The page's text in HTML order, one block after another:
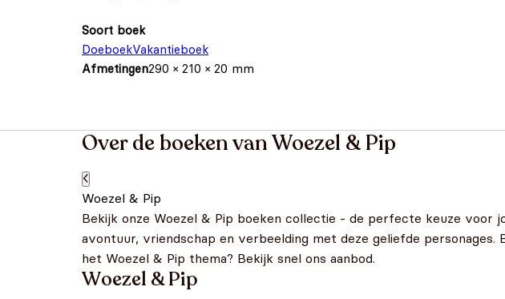
Soort boek
DoeboekVakantieboek
Afmetingen290 × 210 × 20 mm
Over de boeken van Woezel & Pip
Woezel & Pip
Bekijk onze Woezel & Pip boeken collectie - de perfecte keuze voor
avontuur, vriendschap en verbeelding met deze geliefde
het Woezel & Pip thema? Bekijk snel ons aanbod.
Woezel & Pip